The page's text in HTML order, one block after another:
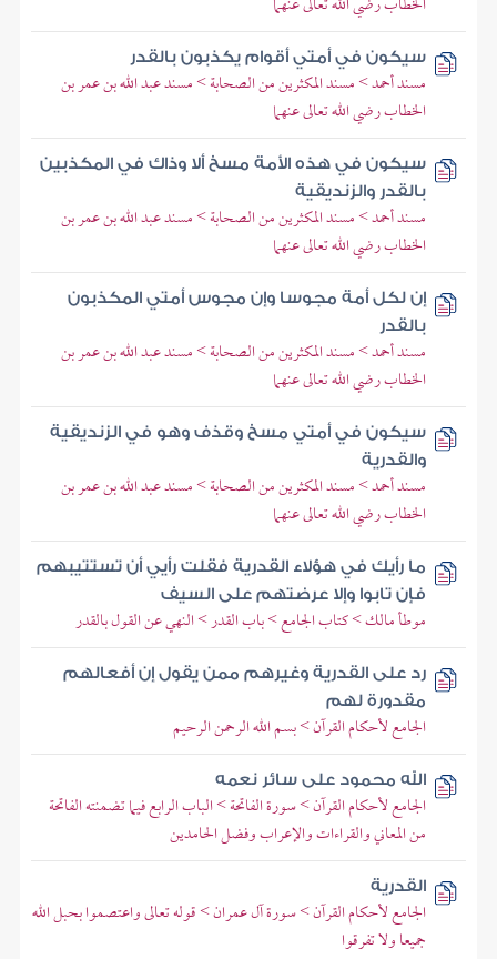
سيكون في أمتي أقوام يكذبون بالقدر
مسند أحمد > مسند المكثرين من الصحابة > مسند عبد الله بن عمر بن
الخطاب رضي الله تعالى عنهما
سيكون في هذه الأمة مسخ ألا وذاك في المكذبين
بالقدر والزنديقية
مسند أحمد > مسند المكثرين من الصحابة > مسند عبد الله بن عمر بن
الخطاب رضي الله تعالى عنهما
إن لكل أمة مجوسا وإن مجوس أمتي المكذبون
بالقدر
مسند أحمد > مسند المكثرين من الصحابة > مسند عبد الله بن عمر بن
الخطاب رضي الله تعالى عنهما
سيكون في أمتي مسخ وقذف وهو في الزنديقية
والقدرية
مسند أحمد > مسند المكثرين من الصحابة > مسند عبد الله بن عمر بن
الخطاب رضي الله تعالى عنهما
ما رأيك في هؤلاء القدرية فقلت رأيي أن تستتيبهم
فإن تابوا وإلا عرضتهم على السيف
موطأ مالك > كتاب الجامع > باب القدر > النهي عن القول بالقدر
رد على القدرية وغيرهم ممن يقول إن أفعالهم
مقدورة لهم
الجامع لأحكام القرآن > بسم الله الرحمن الرحيم
الله محمود على سائر نعمه
الجامع لأحكام القرآن > سورة الفاتحة > الباب الرابع فيما تضمنته الفاتحة
من المعاني والقراءات والإعراب وفضل الحامدين
القدرية
الجامع لأحكام القرآن > سورة آل عمران > قوله تعالى واعتصموا بحبل الله
جميعا ولا تفرقوا